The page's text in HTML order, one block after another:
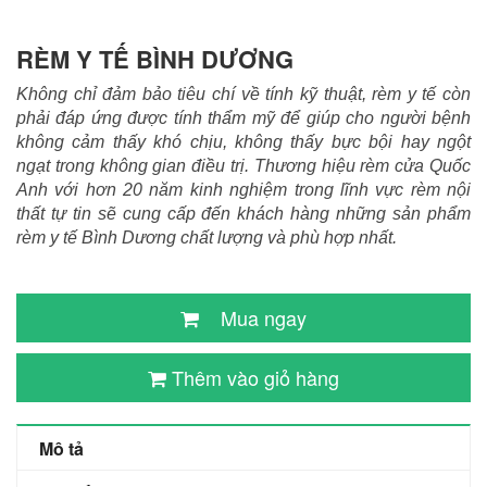
RÈM Y TẾ BÌNH DƯƠNG
Không chỉ đảm bảo tiêu chí về tính kỹ thuật, rèm y tế còn
phải đáp ứng được tính thẩm mỹ để giúp cho người bệnh
không cảm thấy khó chịu, không thấy bực bội hay ngột
ngạt trong không gian điều trị. Thương hiệu rèm cửa Quốc
Anh với hơn 20 năm kinh nghiệm trong lĩnh vực rèm nội
thất tự tin sẽ cung cấp đến khách hàng những sản phẩm
rèm y tế Bình Dương chất lượng và phù hợp nhất.
Mua ngay
Thêm vào giỏ hàng
Mô tả